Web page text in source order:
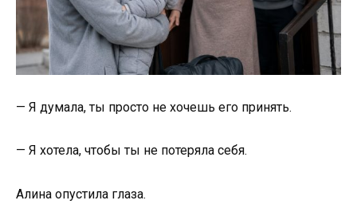
— Я думала, ты просто не хочешь его принять.
— Я хотела, чтобы ты не потеряла себя.
Алина опустила глаза.